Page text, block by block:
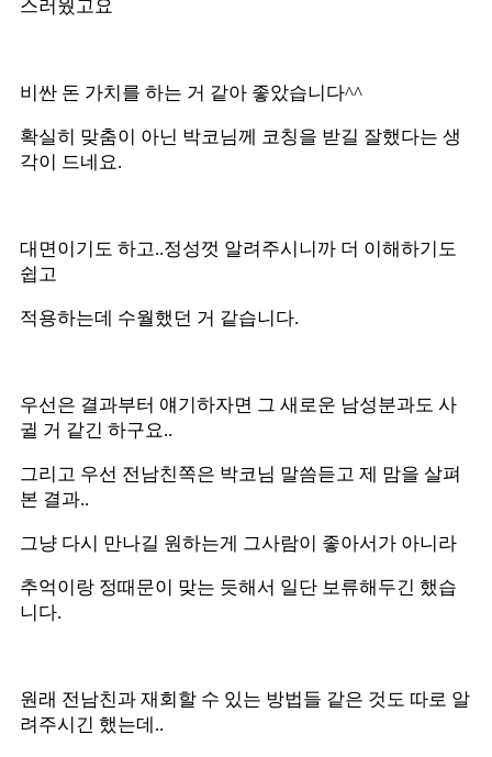
스러웠고요
비싼 돈 가치를 하는 거 같아 좋았습니다^^
확실히 맞춤이 아닌 박코님께 코칭을 받길 잘했다는 생
각이 드네요.
대면이기도 하고..정성껏 알려주시니까 더 이해하기도
쉽고
적용하는데 수월했던 거 같습니다.
우선은 결과부터 얘기하자면 그 새로운 남성분과도 사
귈 거 같긴 하구요..
그리고 우선 전남친쪽은 박코님 말씀듣고 제 맘을 살펴
본 결과..
그냥 다시 만나길 원하는게 그사람이 좋아서가 아니라
추억이랑 정때문이 맞는 듯해서 일단 보류해두긴 했습
니다.
원래 전남친과 재회할 수 있는 방법들 같은 것도 따로 알
려주시긴 했는데..